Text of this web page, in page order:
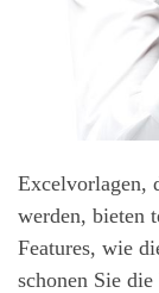
Excelvorlagen,
werden, bieten
Features, wie
schonen Sie